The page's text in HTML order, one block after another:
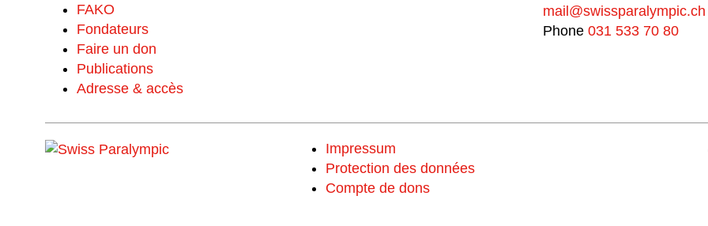
FAKO
Fondateurs
Faire un don
Publications
Adresse & accès
mail@swissparalympic.ch
Phone 031 533 70 80
Impressum
Protection des données
Compte de dons